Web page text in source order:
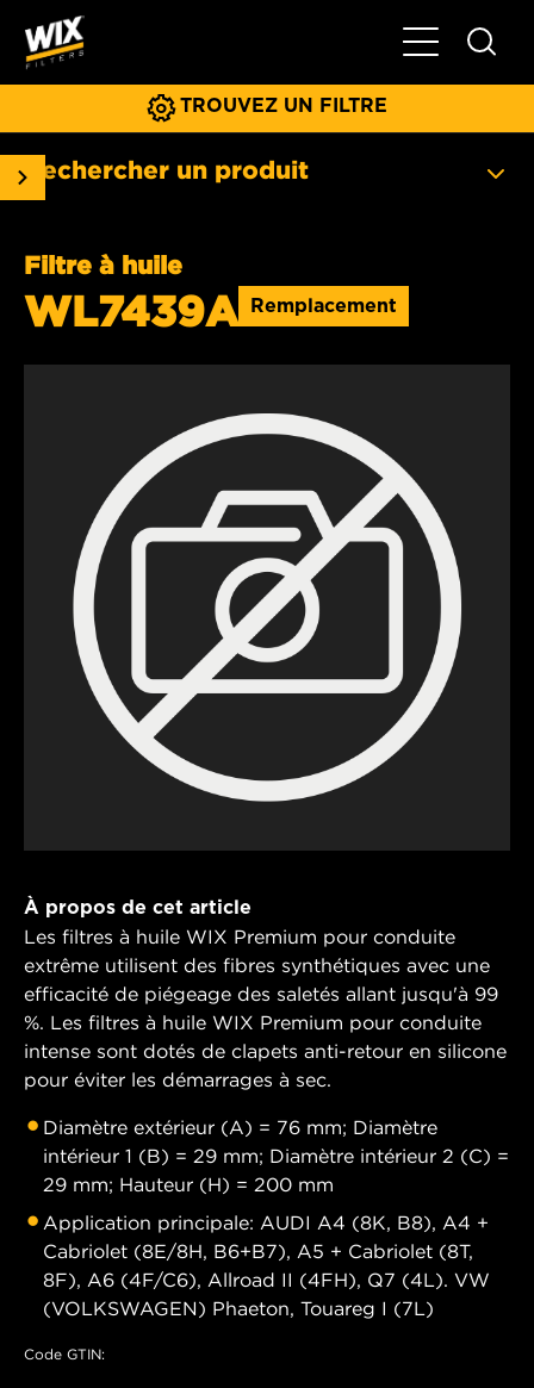
Basculer la
TROUVEZ UN FILTRE
Rechercher un produit
Filtre à huile
WL7439A Remplacement
À propos de cet article
Les filtres à huile WIX Premium pour conduite
extrême utilisent des fibres synthétiques avec une
efficacité de piégeage des saletés allant jusqu'à 99
%. Les filtres à huile WIX Premium pour conduite
intense sont dotés de clapets anti-retour en silicone
pour éviter les démarrages à sec.
Diamètre extérieur (A) = 76 mm; Diamètre
intérieur 1 (B) = 29 mm; Diamètre intérieur 2 (C) =
29 mm; Hauteur (H) = 200 mm
Application principale: AUDI A4 (8K, B8), A4 +
Cabriolet (8E/8H, B6+B7), A5 + Cabriolet (8T,
8F), A6 (4F/C6), Allroad II (4FH), Q7 (4L). VW
(VOLKSWAGEN) Phaeton, Touareg I (7L)
Code GTIN: